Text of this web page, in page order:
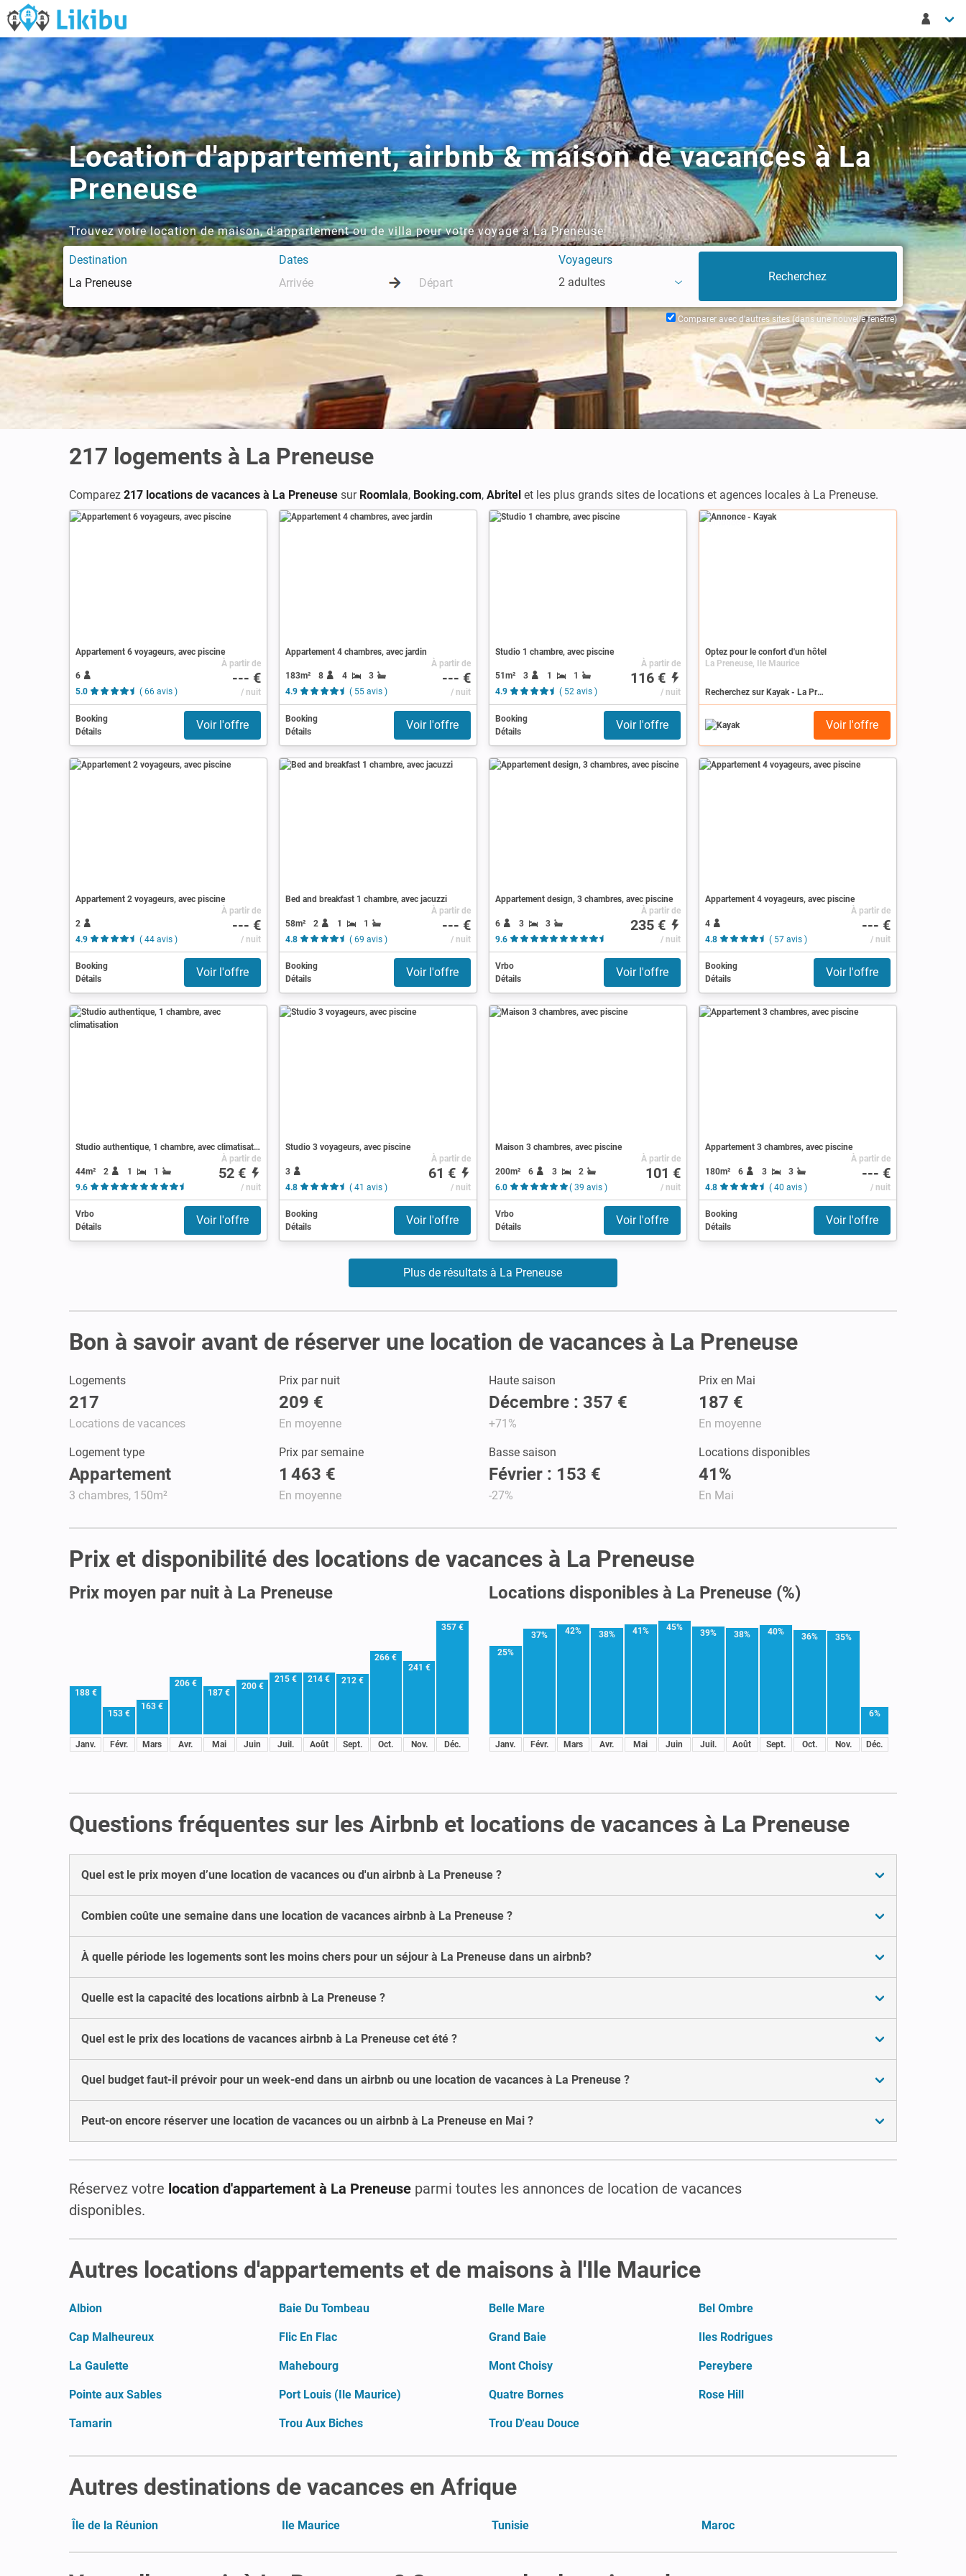
Location d'appartement, airbnb & maison de vacances à La
Preneuse
Trouvez votre location de maison, d'appartement ou de villa pour votre voyage à La Preneuse
Destination Dates
Voyageurs
2 adultes
Comparer avec d'autres sites (dans une nouvelle fenêtre)
217 logements à La Preneuse
Comparez 217 locations de vacances à La Preneuse sur Roomlala, Booking.com, Abritel et les plus grands sites de locations et agences locales à La Preneuse.
Appartement 6 voyageurs, avec piscine
6
5.0
( 66 avis )
À partir de
--- €
/ nuit
Booking
Détails
Voir l'offre
Appartement 4 chambres, avec jardin
183m² 8 4
3
4.9
( 55 avis )
À partir de
--- €
/ nuit
Booking
Détails
Voir l'offre
Studio 1 chambre, avec piscine
51m² 3 1
1
4.9
( 52 avis )
À partir de
116 €
/ nuit
Booking
Détails
Voir l'offre
Annonce
Optez pour le confort d'un hôtel
La Preneuse, Ile Maurice
Recherchez sur Kayak - La Preneuse
Voir l'offre
Appartement 2 voyageurs, avec piscine
2
4.9
( 44 avis )
À partir de
--- €
/ nuit
Booking
Détails
Voir l'offre
Bed and breakfast 1 chambre, avec jacuzzi
58m² 2 1
1
4.8
( 69 avis )
À partir de
--- €
/ nuit
Booking
Détails
Voir l'offre
Appartement design, 3 chambres, avec piscine
6 3
3
9.6
À partir de
235 €
/ nuit
Vrbo
Détails
Voir l'offre
Appartement 4 voyageurs, avec piscine
4
4.8
( 57 avis )
À partir de
--- €
/ nuit
Booking
Détails
Voir l'offre
Studio authentique, 1 chambre, avec climatisation
44m² 2 1
1
9.6
À partir de
52 €
/ nuit
Vrbo
Détails
Voir l'offre
Studio 3 voyageurs, avec piscine
3
4.8
( 41 avis )
À partir de
61 €
/ nuit
Booking
Détails
Voir l'offre
Maison 3 chambres, avec piscine
200m² 6 3
2
6.0
( 39 avis )
À partir de
101 €
/ nuit
Vrbo
Détails
Voir l'offre
Appartement 3 chambres, avec piscine
180m² 6 3
3
4.8
( 40 avis )
À partir de
--- €
/ nuit
Booking
Détails
Voir l'offre
Plus de résultats à La Preneuse
Bon à savoir avant de réserver une location de vacances à La Preneuse
Logements
217
Locations de vacances
Prix par nuit
209 €
En moyenne
Haute saison
Décembre : 357 €
+71%
Prix en Mai
187 €
En moyenne
Logement type
Appartement
3 chambres, 150m²
Prix par semaine
1 463 €
En moyenne
Basse saison
Février : 153 €
-27%
Locations disponibles
41%
En Mai
Prix et disponibilité des locations de vacances à La Preneuse
Prix moyen par nuit à La Preneuse
188 €
Janv.
153 €
Févr.
163 €
Mars
206 €
Avr.
187 €
Mai
200 €
Juin
215 €
Juil.
214 €
Août
212 €
Sept.
266 €
Oct.
241 €
Nov.
357 €
Déc.
Locations disponibles à La Preneuse (%)
25%
Janv.
37%
Févr.
42%
Mars
38%
Avr.
41%
Mai
45%
Juin
39%
Juil.
38%
Août
40%
Sept.
36%
Oct.
35%
Nov.
6%
Déc.
Questions fréquentes sur les Airbnb et locations de vacances à La Preneuse
Quel est le prix moyen d’une location de vacances ou d'un airbnb à La Preneuse ?
Combien coûte une semaine dans une location de vacances airbnb à La Preneuse ?
À quelle période les logements sont les moins chers pour un séjour à La Preneuse dans un airbnb?
Quelle est la capacité des locations airbnb à La Preneuse ?
Quel est le prix des locations de vacances airbnb à La Preneuse cet été ?
Quel budget faut-il prévoir pour un week-end dans un airbnb ou une location de vacances à La Preneuse ?
Peut-on encore réserver une location de vacances ou un airbnb à La Preneuse en Mai ?
Réservez votre location d'appartement à La Preneuse parmi toutes les annonces de location de vacances
disponibles.
Autres locations d'appartements et de maisons à l'Ile Maurice
Albion Baie Du Tombeau Belle Mare Bel Ombre
Cap Malheureux Flic En Flac Grand Baie Iles Rodrigues
La Gaulette Mahebourg Mont Choisy Pereybere
Pointe aux Sables Port Louis (Ile Maurice) Quatre Bornes Rose Hill
Tamarin Trou Aux Biches Trou D'eau Douce
Autres destinations de vacances en Afrique
Île de la Réunion Ile Maurice Tunisie Maroc